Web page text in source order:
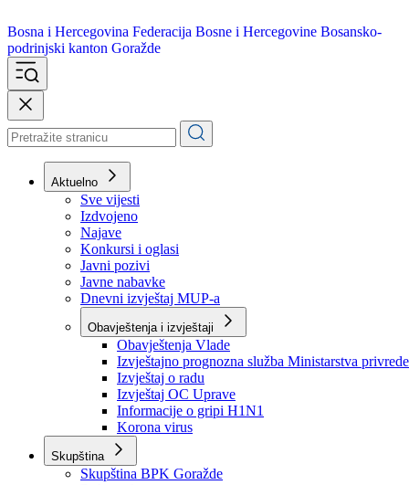
Bosna i Hercegovina
podrinjski kanton Goražde
Aktuelno
Sve vijesti
Izdvojeno
Najave
Konkursi i oglasi
Javni pozivi
Javne nabavke
Dnevni izvještaj MUP-a
Obavještenja i izvještaji
Obavještenja Vlade
Izvještajno prognozna služba Ministarstva privrede
Izvještaj o radu
Izvještaj OC Uprave
Informacije o gripi H1N1
Korona virus